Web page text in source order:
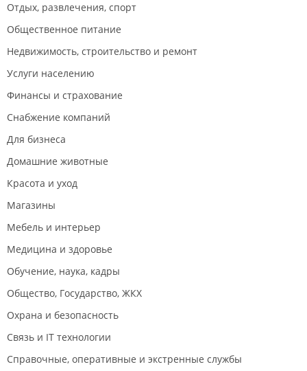
Отдых, развлечения, спорт
Общественное питание
Недвижимость, строительство и ремонт
Услуги населению
Финансы и страхование
Снабжение компаний
Для бизнеса
Домашние животные
Красота и уход
Магазины
Мебель и интерьер
Медицина и здоровье
Обучение, наука, кадры
Общество, Государство, ЖКХ
Охрана и безопасность
Связь и IT технологии
Справочные, оперативные и экстренные службы